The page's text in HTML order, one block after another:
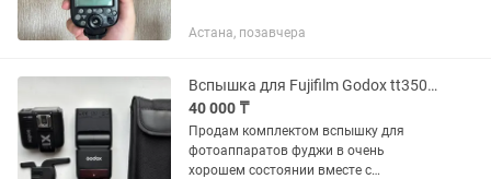
Астана, позавчера
Вспышка для Fujifilm Godox tt350 с синхронизатором x1tf
40 000 ₸
Продам комплектом вспышку для
фотоаппаратов фуджи в очень
хорошем состоянии вместе с